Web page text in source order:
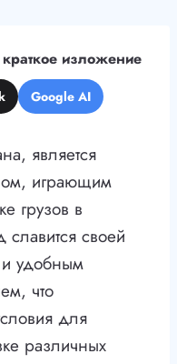
изложение
Google AI
является
играющим
грузов в
славится своей
и удобным
что
для
различных